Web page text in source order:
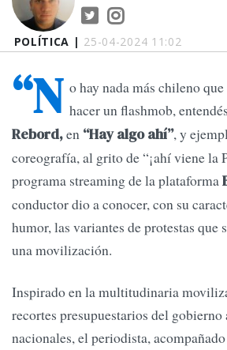
POLÍTICA | 25-04-2024 11:02
“N o hay nada más chileno
hacer un flashmob,
Rebord,en “Hay algo ahí”, y
coreografía, al grito de “¡ahí viene la
programa streaming de la plataforma
conductor dio a conocer, con su
humor, las variantes de protestas que
una movilización.
Inspirado en la multitudinaria
recortes presupuestarios del gobierno
nacionales, el periodista,